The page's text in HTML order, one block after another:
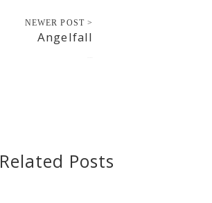
NEWER POST >
Angelfall
Related Posts